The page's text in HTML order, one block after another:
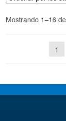
Mostrando 1–16
1